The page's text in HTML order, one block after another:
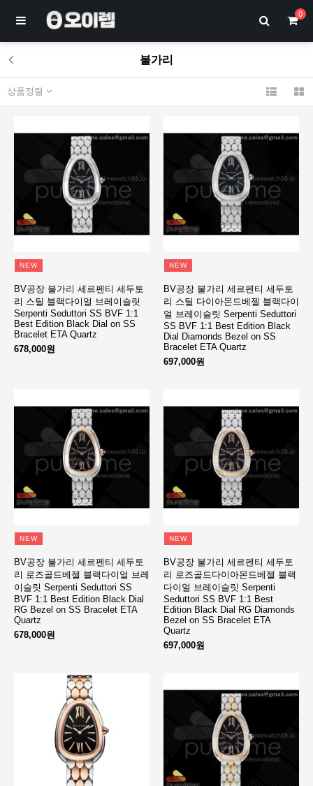
0
불가리
상품정렬
NEW
BV공장 불가리 세르펜티 세두토
리 스틸 블랙다이얼 브레이슬릿
Serpenti Seduttori SS BVF 1:1
Best Edition Black Dial on SS
Bracelet ETA Quartz
678,000원
NEW
BV공장 불가리 세르펜티 세두토
리 스틸 다이아몬드베젤 블랙다이
얼 브레이슬릿 Serpenti Seduttori
SS BVF 1:1 Best Edition Black
Dial Diamonds Bezel on SS
Bracelet ETA Quartz
697,000원
NEW
BV공장 불가리 세르펜티 세두토
리 로즈골드베젤 블랙다이얼 브레
이슬릿 Serpenti Seduttori SS
BVF 1:1 Best Edition Black Dial
RG Bezel on SS Bracelet ETA
Quartz
678,000원
NEW
BV공장 불가리 세르펜티 세두토
리 로즈골드다이아몬드베젤 블랙
다이얼 브레이슬릿 Serpenti
Seduttori SS BVF 1:1 Best
Edition Black Dial RG Diamonds
Bezel on SS Bracelet ETA
Quartz
697,000원